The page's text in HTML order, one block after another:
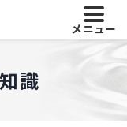
メニュー
識